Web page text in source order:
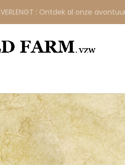
VERLENGT : Ontdek al onze